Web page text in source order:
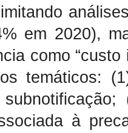
em 2020),
como
temáticos:
à